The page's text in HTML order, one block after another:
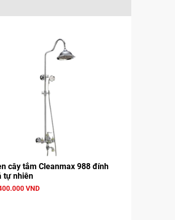
cây tắm Cleanmax 988 đính
tự nhiên
VND